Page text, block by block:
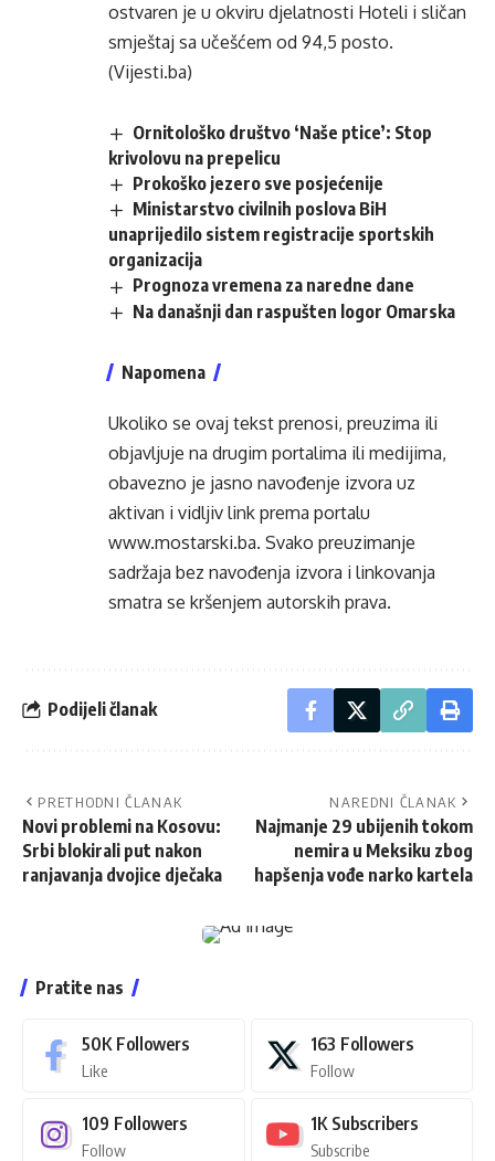
ostvaren je u okviru djelatnosti Hoteli i sličan
smještaj sa učešćem od 94,5 posto.
(Vijesti.ba)
Ornitološko društvo ‘Naše ptice’: Stop
krivolovu na prepelicu
Prokoško jezero sve posjećenije
Ministarstvo civilnih poslova BiH
unaprijedilo sistem registracije sportskih
organizacija
Prognoza vremena za naredne dane
Na današnji dan raspušten logor Omarska
Napomena
Ukoliko se ovaj tekst prenosi, preuzima ili
objavljuje na drugim portalima ili medijima,
obavezno je jasno navođenje izvora uz
aktivan i vidljiv link prema portalu
www.mostarski.ba. Svako preuzimanje
sadržaja bez navođenja izvora i linkovanja
smatra se kršenjem autorskih prava.
Podijeli članak
PRETHODNI ČLANAK
Novi problemi na Kosovu:
Srbi blokirali put nakon
ranjavanja dvojice dječaka
NAREDNI ČLANAK
Najmanje 29 ubijenih tokom
nemira u Meksiku zbog
hapšenja vođe narko kartela
Pratite nas
50K Followers
Like
163 Followers
Follow
109 Followers
Follow
1K Subscribers
Subscribe